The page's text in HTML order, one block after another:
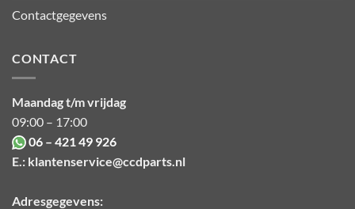
Contactgegevens
CONTACT
Maandag t/m vrijdag
09:00 – 17:00
06 – 421 49 926
E.: klantenservice@ccdparts.nl
Adresgegevens: